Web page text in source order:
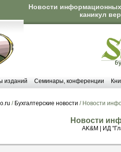
Новости информационных
каникул
изданий Семинары, конференции
/ Бухгалтерские новости / Новости
Новости
AK&M ИД